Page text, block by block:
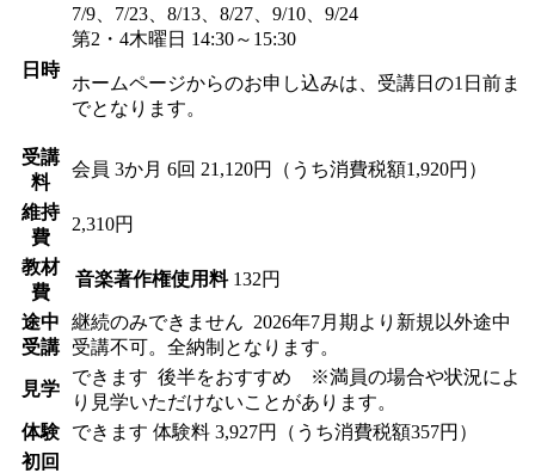
日時
7/9、7/23、8/13、8/27、9/10、9/24
第2・4木曜日 14:30～15:30
ホームページからのお申し込みは、受講日の1日前ま
でとなります。
受講
料
会員 3か月 6回 21,120円（うち消費税額1,920円）
維持
費
2,310円
教材
費
音楽著作権使用料 132円
途中
受講
継続のみできません 2026年7月期より新規以外途中
受講不可。全納制となります。
見学
できます 後半をおすすめ ※満員の場合や状況によ
り見学いただけないことがあります。
体験
できます 体験料 3,927円（うち消費税額357円）
初回